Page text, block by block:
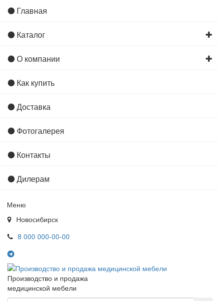
Главная
Каталог
О компании
Как купить
Доставка
Фотогалерея
Контакты
Дилерам
Меню
Новосибирск
8 000 000-00-00
Производство и продажа
медицинской мебели